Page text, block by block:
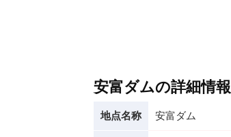
安富ダムの詳細情報
地点名称 安富ダム